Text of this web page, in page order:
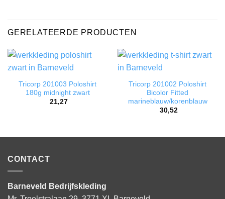
GERELATEERDE PRODUCTEN
Tricorp 201003 Poloshirt
180g midnight zwart
21,27
Tricorp 201002 Poloshirt
Bicolor Fitted
marineblauw/korenblauw
30,52
CONTACT
Barneveld Bedrijfskleding